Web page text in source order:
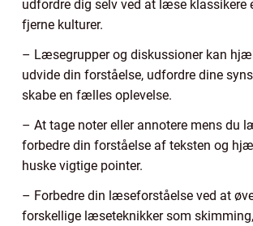
udfordre dig selv ved at læse klassikere
fjerne kulturer.
– Læsegrupper og diskussioner kan
udvide din forståelse, udfordre dine
skabe en fælles oplevelse.
– At tage noter eller annotere mens du
forbedre din forståelse af teksten og
huske vigtige pointer.
– Forbedre din læseforståelse ved at
forskellige læseteknikker som